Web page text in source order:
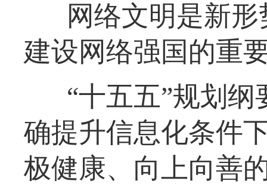
网络文明是新
建设网络强国的重
“十五五”规划
确提升信息化条件
极健康、向上向善